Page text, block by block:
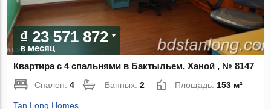
₫ 23 571 872
в месяц
Квартира с 4 спальнями в Бактыльем, Ханой , № 8147
Спален:4 Ванных:2 Площадь: 153 м²
Tan Long Homes